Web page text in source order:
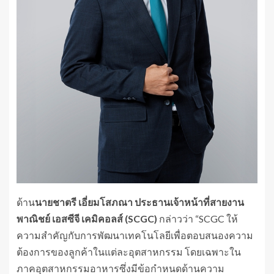
ด้านนายชาตรี เอี่ยมโสภณา ประธานเจ้าหน้าที่สายงาน
พาณิชย์ เอสซีจี เคมิคอลส์ (SCGC) กล่าวว่า “SCGC ให้
ความสำคัญกับการพัฒนาเทคโนโลยีเพื่อตอบสนองความ
ต้องการของลูกค้าในแต่ละอุตสาหกรรม โดยเฉพาะใน
ภาคอุตสาหกรรมอาหารซึ่งมีข้อกำหนดด้านความ